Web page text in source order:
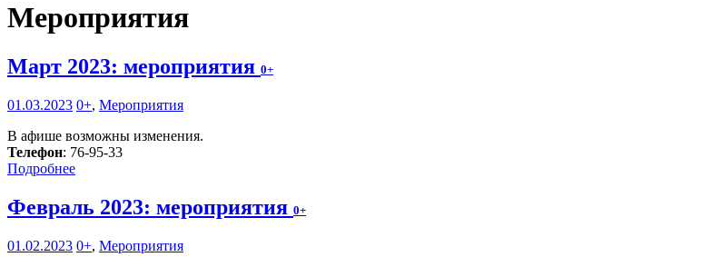
Мероприятия
Март 2023: мероприятия 0+
01.03.2023 0+, Мероприятия
В афише возможны изменения.
Телефон: 76-95-33
Подробнее
Февраль 2023: мероприятия 0+
01.02.2023 0+, Мероприятия